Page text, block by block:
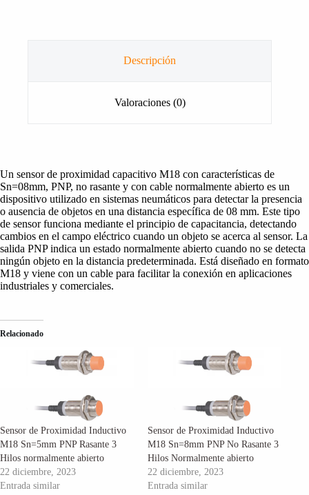
Descripción
Valoraciones (0)
Un sensor de proximidad capacitivo M18 con características de
Sn=08mm, PNP, no rasante y con cable normalmente abierto es un
dispositivo utilizado en sistemas neumáticos para detectar la presencia
o ausencia de objetos en una distancia específica de 08 mm. Este tipo
de sensor funciona mediante el principio de capacitancia, detectando
cambios en el campo eléctrico cuando un objeto se acerca al sensor. La
salida PNP indica un estado normalmente abierto cuando no se detecta
ningún objeto en la distancia predeterminada. Está diseñado en formato
M18 y viene con un cable para facilitar la conexión en aplicaciones
industriales y comerciales.
Relacionado
Sensor de Proximidad Inductivo
M18 Sn=5mm PNP Rasante 3
Hilos normalmente abierto
22 diciembre, 2023
Entrada similar
Sensor de Proximidad Inductivo
M18 Sn=8mm PNP No Rasante 3
Hilos Normalmente abierto
22 diciembre, 2023
Entrada similar